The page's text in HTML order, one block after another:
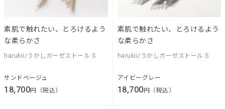
素肌で触れたい、とろけるよう
な柔らかさ
harukii/うかしガーゼストール S
サンドベージュ
18,700円（税込）
素肌で触れたい、とろけるよう
な柔らかさ
harukii/うかしガーゼストール S
アイビーグレー
18,700円（税込）